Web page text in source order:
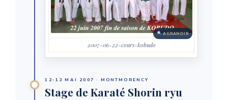
AGRANDIR
2007-06-22-cours-kobudo
12-13 MAI 2007 · MONTMORENCY
Stage de Karaté Shorin ryu